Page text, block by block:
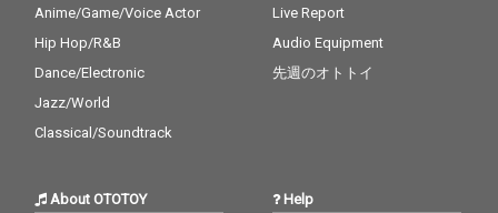
Anime/Game/Voice Actor
Hip Hop/R&B
Dance/Electronic
Jazz/World
Classical/Soundtrack
Live Report
Audio Equipment
先週のオトトイ
About OTOTOY Help